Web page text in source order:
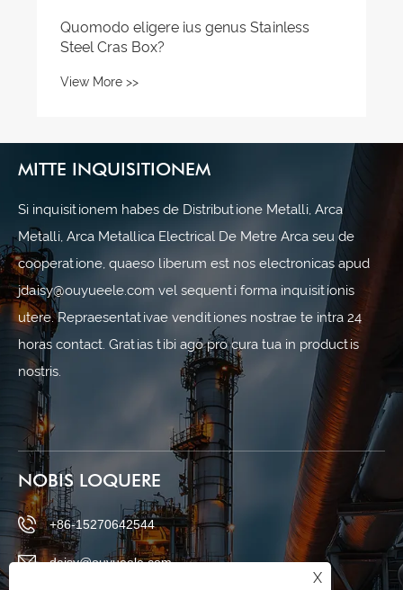
MITTE INQUISITIONEM
Si inquisitionem habes de Distributione Metalli, Arca
Metalli, Arca Metallica Electrical De Metre Arca seu de
cooperatione, quaeso liberum est nos electronicas apud
jdaisy@ouyueele.com vel sequenti forma inquisitionis
utere. Repraesentativae venditiones nostrae te intra 24
horas contact. Gratias tibi ago pro cura tua in productis
nostris.
NOBIS LOQUERE
+86-15270642544
daisy@ouyueele.com
X